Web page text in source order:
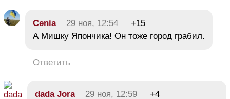
Cenia 29 ноя, 12:54
+15
А Мишку Япончика! Он тоже город грабил.
Ответить
dada Jora 29 ноя, 12:59
+4